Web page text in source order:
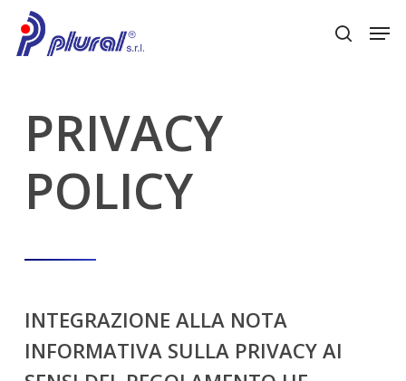
main
search
PRIVACY
POLICY
INTEGRAZIONE ALLA NOTA
INFORMATIVA SULLA PRIVACY AI